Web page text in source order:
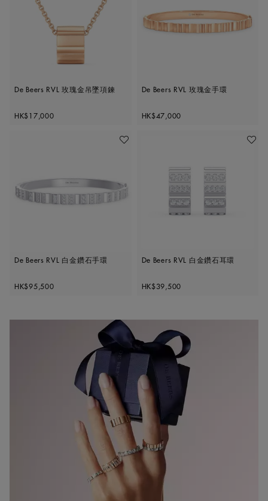
De Beers RVL 玫瑰金吊墜項鍊
Original price
HK$17,000
De Beers RVL 玫瑰金手環
Original price
HK$47,000
加入喜愛清單
De Beers RVL 白金鑽石手環
Original price
HK$95,500
加入喜
De Beers RVL 白金鑽石耳環
Original price
HK$39,500